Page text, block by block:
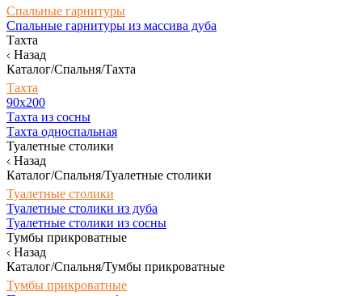
Спальные гарнитуры
Спальные гарнитуры из массива дуба
Тахта
Назад
Каталог/Спальня/Тахта
Тахта
90х200
Тахта из сосны
Тахта односпальная
Туалетные столики
Назад
Каталог/Спальня/Туалетные столики
Туалетные столики
Туалетные столики из дуба
Туалетные столики из сосны
Тумбы прикроватные
Назад
Каталог/Спальня/Тумбы прикроватные
Тумбы прикроватные